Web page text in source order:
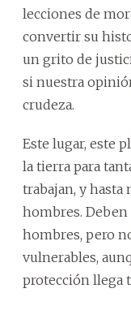
lecciones de
convertir su
un grito de
si nuestra
crudeza.
Este lugar, este
la tierra para
trabajan, y hasta
hombres. Deben
hombres, pero
vulnerables,
protección llega